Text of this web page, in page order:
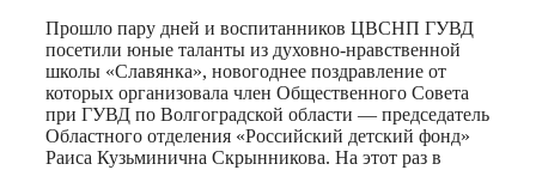
Прошло пару дней и воспитанников ЦВСНП ГУВД
посетили юные таланты из духовно-нравственной
школы «Славянка», новогоднее поздравление от
которых организовала член Общественного Совета
при ГУВД по Волгоградской области — председатель
Областного отделения «Российский детский фонд»
Раиса Кузьминична Скрынникова. На этот раз в